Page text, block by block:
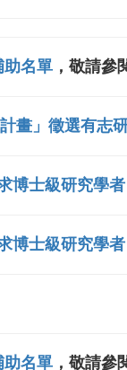
助名單 ，敬請參
畫」徵選有志
博士級研究學者
博士級研究學者
助名單 ，敬請參